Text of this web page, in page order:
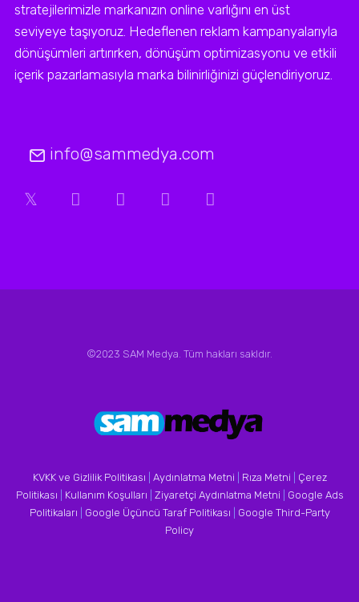
stratejilerimizle markanızın online varlığını en üst
seviyeye taşıyoruz. Hedeflenen reklam kampanyalarıyla
dönüşümleri artırırken, dönüşüm optimizasyonu ve etkili
içerik pazarlamasıyla marka bilinirliğinizi güçlendiriyoruz.
info@sammedya.com
©2023 SAM Medya. Tüm hakları sakldır.
KVKK ve Gizlilik Politikası Aydınlatma Metni Rıza Metni
Çerez
Politikası
Kullanım Koşulları Ziyaretçi Aydınlatma Metni
Google Ads
Politikaları
Google Üçüncü Taraf Politikası
Google Third-Party
Policy